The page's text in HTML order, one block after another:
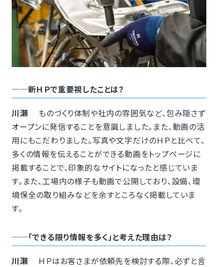
──新ＨＰで重要視したことは？
川瀬 ものづくり体制や社内の雰囲気など、包み隠さず
オープンに発信することを意識しました。また、動画の活
用にもこだわりました。写真や文字だけのＨＰと比べて、
多くの情報を伝えることができる動画をトップページに
掲載することで、印象的なサイトになったと感じていま
す。また、工場内の様子も動画で公開しており、設備、環
境保全の取り組みなどを余すところなく掲載していま
す。
──「できる限り情報を多く」と考えた理由は？
川瀬 ＨＰはお客さまが依頼先を検討する際、必ずと言